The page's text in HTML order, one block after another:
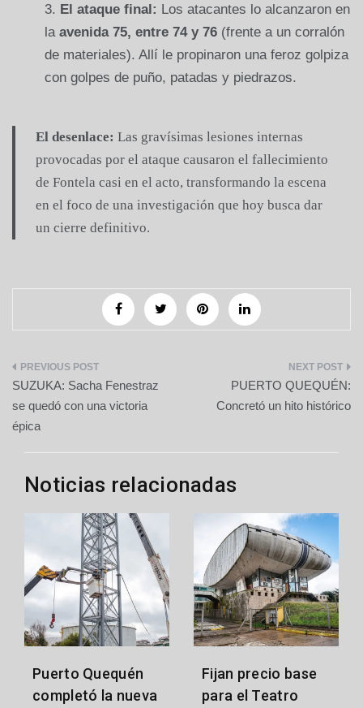
El ataque final: Los atacantes lo alcanzaron en
la avenida 75, entre 74 y 76 (frente a un corralón
de materiales). Allí le propinaron una feroz golpiza
con golpes de puño, patadas y piedrazos.
El desenlace: Las gravísimas lesiones internas
provocadas por el ataque causaron el fallecimiento
de Fontela casi en el acto, transformando la escena
en el foco de una investigación que hoy busca dar
un cierre definitivo.
Navegación
de
entradas
SUZUKA: Sacha Fenestraz
se quedó con una victoria
épica
PUERTO QUEQUÉN:
Concretó un hito histórico
Noticias relacionadas
Puerto Quequén
completó la nueva
Fijan precio base
para el Teatro